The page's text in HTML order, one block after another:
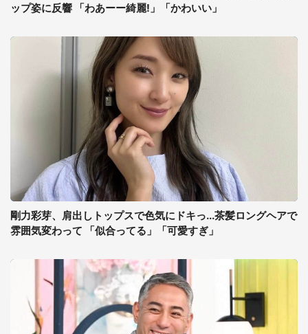
ップ姿に反響 「わあーー綺麗!」「かわいい」
剛力彩芽、肩出しトップスで色気にドキっ...茶髪ロングヘアで
雰囲気変わって 「似合ってる」「可愛すぎ」